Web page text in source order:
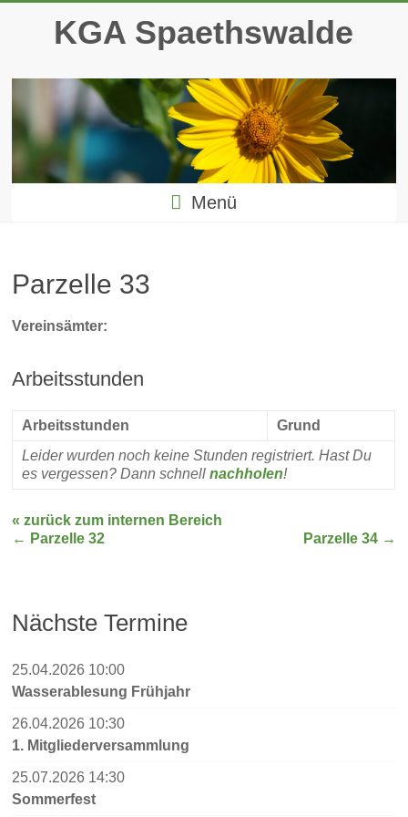
springenKGA Spaethswalde
Menü
Parzelle 33
Vereinsämter:
Arbeitsstunden
Arbeitsstunden
Grund
Leider wurden noch keine Stunden registriert. Hast Du
es vergessen? Dann schnellnachholen!
« zurück zum internen Bereich
← Parzelle 32 Parzelle 34 →
Nächste Termine
25.04.2026 10:00
Wasserablesung Frühjahr
26.04.2026 10:30
1. Mitgliederversammlung
25.07.2026 14:30
Sommerfest